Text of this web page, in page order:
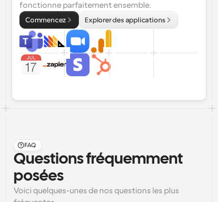
fonctionne parfaitement ensemble.
Commencez Explorer des applications
FAQ
Questions fréquemment
posées
Voici quelques-unes de nos questions les plus